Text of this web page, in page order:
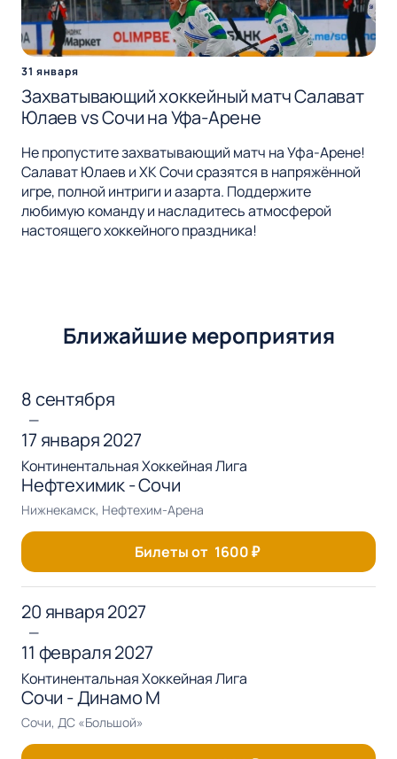
31 января
Захватывающий хоккейный матч Салават
Юлаев vs Сочи на Уфа-Арене
Не пропустите захватывающий матч на Уфа-Арене!
Салават Юлаев и ХК Сочи сразятся в напряжённой
игре, полной интриги и азарта. Поддержите
любимую команду и насладитесь атмосферой
настоящего хоккейного праздника!
Ближайшие мероприятия
8 сентября
—
17 января 2027
Континентальная Хоккейная Лига
Нефтехимик - Сочи
Нижнекамск, Нефтехим-Арена
Билеты от 1600₽
20 января 2027
—
11 февраля 2027
Континентальная Хоккейная Лига
Сочи - Динамо М
Сочи, ДС «Большой»